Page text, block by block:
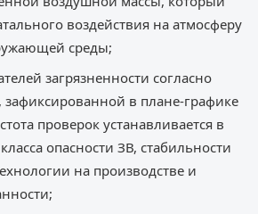
воздействия на атмосферу
среды;
загрязненности согласно
зафиксированной в плане-графике
проверок устанавливается в
опасности ЗВ, стабильности
на производстве и